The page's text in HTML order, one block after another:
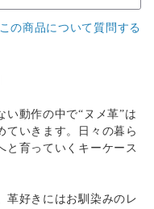
の商品について質問する
い動作の中で“ヌメ革”は
ていきます。日々の暮ら
と育っていくキーケース
革好きにはお馴染みのレ